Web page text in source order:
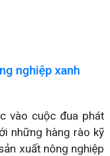
nghiệp xanh
vào cuộc đua phát
những hàng rào kỹ
xuất nông nghiệp